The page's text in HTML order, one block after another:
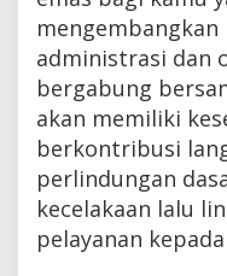
administrasi dan
bergabung
akan memiliki
berkontribusi
perlindungan
kecelakaan lalu
pelayanan